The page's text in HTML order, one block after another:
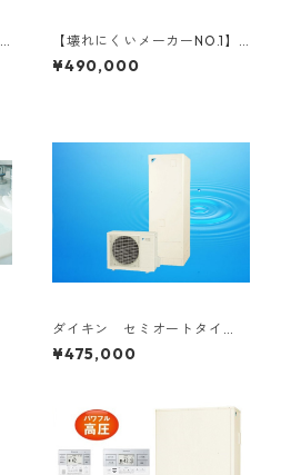
【壊れにくいメーカーNO.1】
DAIKIN フルオートタイ
プ 工事費込み 補助金対象
¥490,000
ダイキン セミオートタイ
プ 工事費込み 補助金対象
機種
¥475,000